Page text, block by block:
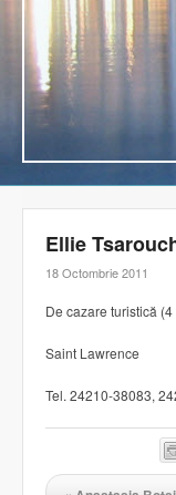
Ellie
18 Octombrie 2011
De cazare turistică
Saint Lawrence
Tel. 24210-38083,